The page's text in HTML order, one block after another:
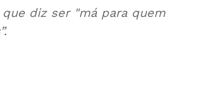
diz ser "má para quem